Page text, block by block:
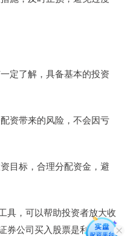
定了解，具备基本的投资
资带来的风险，不会因亏
目标，合理分配资金，避
具，可以帮助投资者放大收
券公司买入股票是利好吗，